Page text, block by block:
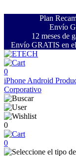
Plan
Envío
12 meses de
Envío GRATIS en
0
iPhone Android
Corporativo
0
0